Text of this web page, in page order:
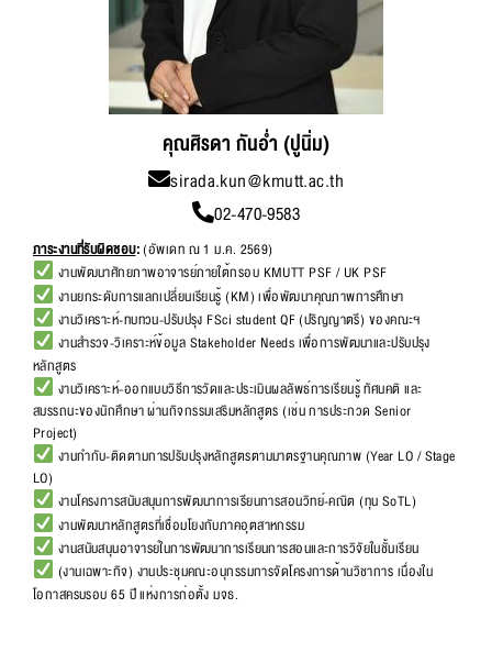
คุณศิรดา กันอ่ำ (ปูนิ่ม)
sirada.kun@kmutt.ac.th
02-470-9583
ภาระงานที่รับผิดชอบ:(อัพเดท ณ 1 ม.ค. 2569)
งานพัฒนาศักยภาพอาจารย์ภายใต้กรอบ KMUTT PSF / UK PSF
งานยกระดับการแลกเปลี่ยนเรียนรู้ (KM) เพื่อพัฒนาคุณภาพการศึกษา
งานวิเคราะห์-ทบทวน-ปรับปรุง FSci student QF (ปริญญาตรี) ของคณะฯ
งานสำรวจ-วิเคราะห์ข้อมูล Stakeholder Needs เพื่อการพัฒนาและปรับปรุง
หลักสูตร
งานวิเคราะห์-ออกแบบวิธีการวัดและประเมินผลลัพธ์การเรียนรู้ ทัศนคติ และ
สมรรถนะของนักศึกษา ผ่านกิจกรรมเสริมหลักสูตร (เช่น การประกวด Senior
Project)
งานกำกับ-ติดตามการปรับปรุงหลักสูตรตามมาตรฐานคุณภาพ (Year LO / Stage
LO)
งานโครงการสนับสนุนการพัฒนาการเรียนการสอนวิทย์-คณิต (ทุน SoTL)
งานพัฒนาหลักสูตรที่เชื่อมโยงกับภาคอุตสาหกรรม
งานสนับสนุนอาจารย์ในการพัฒนาการเรียนการสอนและการวิจัยในชั้นเรียน
(งานเฉพาะกิจ) งานประชุมคณะอนุกรรมการจัดโครงการด้านวิชาการ เนื่องใน
โอกาสครบรอบ 65 ปี แห่งการก่อตั้ง มจธ.